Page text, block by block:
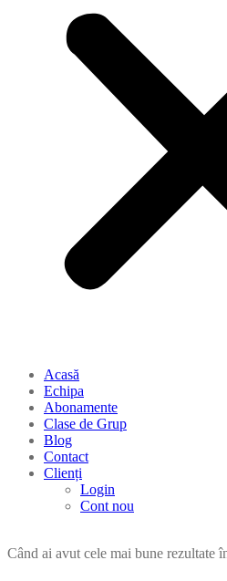
Acasă
Echipa
Abonamente
Clase de Grup
Blog
Contact
Clienți
Login
Cont nou
Când ai avut cele mai bune rezultate